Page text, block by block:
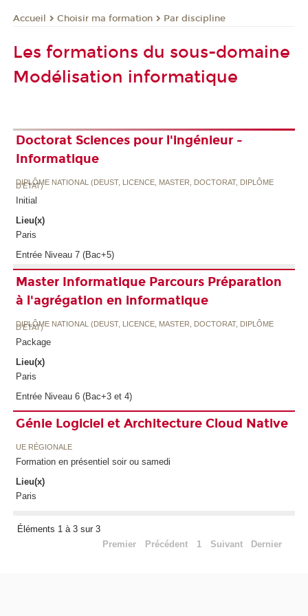
Accueil Choisir ma formation Par discipline
Les formations du sous-domaine
Modélisation informatique
Doctorat Sciences pour l'ingénieur -
Informatique
DIPLÔME NATIONAL (DEUST, LICENCE, MASTER, DOCTORAT, DIPLÔME
D'ETAT)
Initial
Lieu(x)
Paris
Entrée Niveau 7 (Bac+5)
Master Informatique Parcours Préparation
à l'agrégation en informatique
DIPLÔME NATIONAL (DEUST, LICENCE, MASTER, DOCTORAT, DIPLÔME
D'ETAT)
Package
Lieu(x)
Paris
Entrée Niveau 6 (Bac+3 et 4)
Génie Logiciel et Architecture Cloud Native
UE RÉGIONALE
Formation en présentiel soir ou samedi
Lieu(x)
Paris
Éléments 1 à 3 sur 3
Premier
Précédent 1 Suivant Dernier